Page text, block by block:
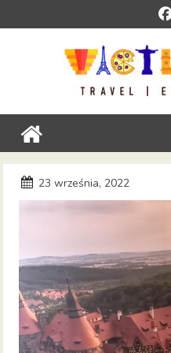
to
23 września, 2022